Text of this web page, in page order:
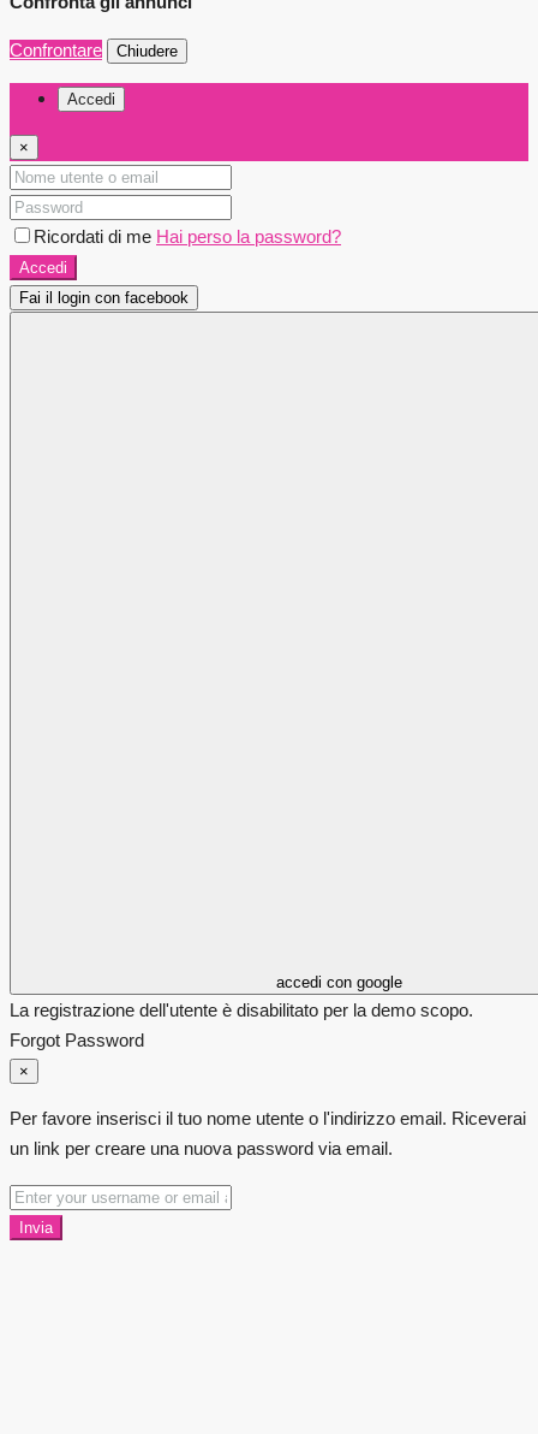
Confrontare Chiudere
Accedi
×
Ricordati di me Hai perso la password?
Accedi
Fai il login con facebook
accedi con google
La registrazione dell'utente è disabilitato per la demo scopo.
Forgot Password
×
Per favore inserisci il tuo nome utente o l'indirizzo email. Riceverai
un link per creare una nuova password via email.
Invia